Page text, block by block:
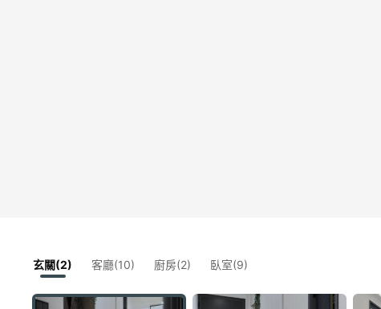
玄關(2) 客廳(10) 廚房(2) 臥室(9)